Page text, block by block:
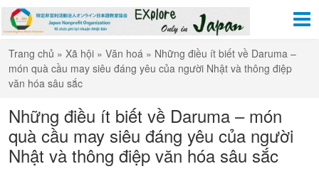
Trang chủ » Xã hội » Văn hoá » Những điều ít biết về Daruma –
món quà cầu may siêu đáng yêu của người Nhật và thông điệp
văn hóa sâu sắc
Những điều ít biết về Daruma – món
quà cầu may siêu đáng yêu của người
Nhật và thông điệp văn hóa sâu sắc